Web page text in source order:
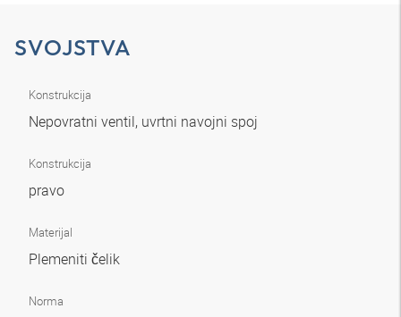
SVOJSTVA
Konstrukcija
Nepovratni ventil, uvrtni navojni spoj
Konstrukcija
pravo
Materijal
Plemeniti čelik
Norma